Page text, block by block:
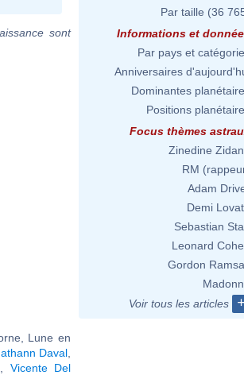
sont
Lune en
Daval
Vicente Del
Par taille (36
Informations et
Par pays et
Anniversaires
Dominantes
Positions
Focus thèmes
Zinedine
RM
Adam
Demi
Sebastian
Leonard
Gordon
Voir tous les articles
+